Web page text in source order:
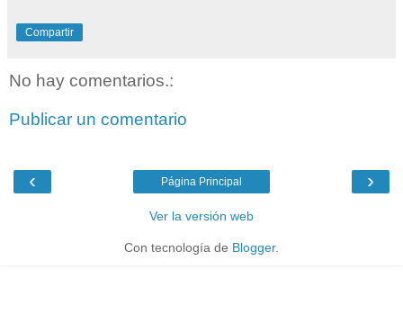
Compartir
No hay comentarios.:
Publicar un comentario
‹ ›
Página Principal
Ver la versión web
Con tecnología de Blogger.